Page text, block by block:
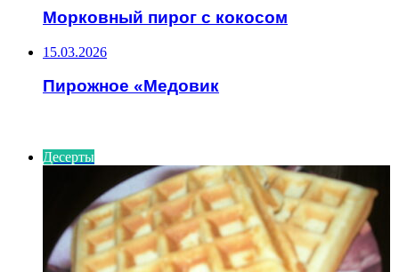
Морковный пирог с кокосом
15.03.2026
Пирожное «Медовик
Десерты